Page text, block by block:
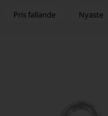
Pris fallande Nyaste